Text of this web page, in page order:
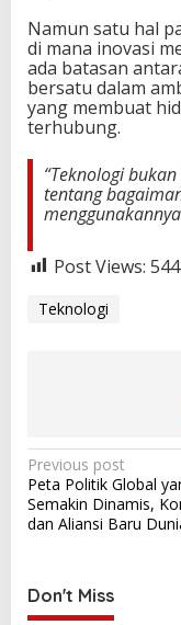
Namun satu hal
di mana inovasi
ada batasan
bersatu dalam
yang membuat
terhubung.
“Teknologi
tentang
Post Views: 544
Teknologi
P
o
s
n
Previous post
Peta Politik Global
Semakin Dinamis,
dan Aliansi Baru
Don't Miss